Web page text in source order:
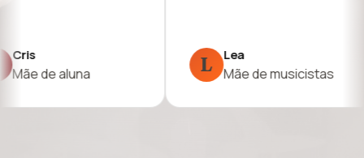
de musicistas
Célia
Mãe de aluna